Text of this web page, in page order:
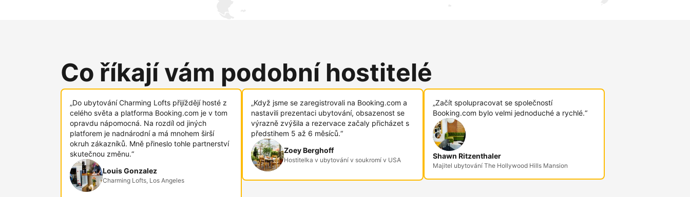
Co říkají vám podobní hostitelé
„Do ubytování Charming Lofts přijíždějí hosté z
celého světa a platforma Booking.com je v tom
opravdu nápomocná. Na rozdíl od jiných
platforem je nadnárodní a má mnohem širší
okruh zákazníků. Mně přineslo tohle partnerství
skutečnou změnu.“
Louis Gonzalez
Charming Lofts, Los Angeles
„Když jsme se zaregistrovali na Booking.com a
nastavili prezentaci ubytování, obsazenost se
výrazně zvýšila a rezervace začaly přicházet s
předstihem 5 až 6 měsíců.“
Zoey Berghoff
Hostitelka v ubytování v soukromí v USA
„Začít spolupracovat se společností
Booking.com bylo velmi jednoduché a rychlé.“
Shawn Ritzenthaler
Majitel ubytování The Hollywood Hills Mansion